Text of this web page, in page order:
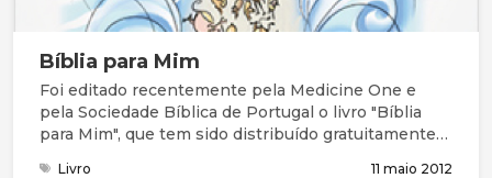
Bíblia para Mim
Foi editado recentemente pela Medicine One e
pela Sociedade Bíblica de Portugal o livro "Bíblia
para Mim", que tem sido distribuído gratuitamente
Livro 11 maio 2012